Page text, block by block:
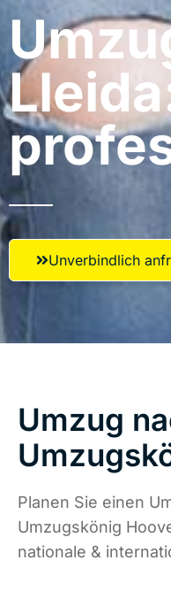
Unverbindlich
Umzug
Planen Sie einen
Umzugskönig
nationale &